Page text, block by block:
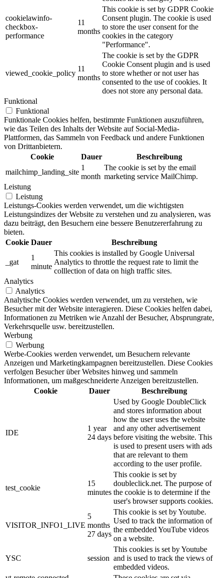
cookielawinfo-
checkbox-
performance
11
months
This cookie is set by GDPR Cookie
Consent plugin. The cookie is used
to store the user consent for the
cookies in the category
"Performance".
viewed_cookie_policy
11
months
The cookie is set by the GDPR
Cookie Consent plugin and is used
to store whether or not user has
consented to the use of cookies. It
does not store any personal data.
Funktional
Funktional
Funktionale Cookies helfen, bestimmte Funktionen auszuführen,
wie das Teilen des Inhalts der Website auf Social-Media-
Plattformen, das Sammeln von Feedback und andere Funktionen
von Drittanbietern.
Cookie
Dauer
Beschreibung
mailchimp_landing_site
1
month
The cookie is set by the email
marketing service MailChimp.
Leistung
Leistung
Leistungs-Cookies werden verwendet, um die wichtigsten
Leistungsindizes der Website zu verstehen und zu analysieren, was
dazu beiträgt, den Besuchern eine bessere Benutzererfahrung zu
bieten.
Cookie Dauer Beschreibung
_gat
1
minute
This cookies is installed by Google Universal
Analytics to throttle the request rate to limit the
colllection of data on high traffic sites.
Analytics
Analytics
Analytische Cookies werden verwendet, um zu verstehen, wie
Besucher mit der Website interagieren. Diese Cookies helfen dabei,
Informationen zu Metriken wie Anzahl der Besucher, Absprungrate,
Verkehrsquelle usw. bereitzustellen.
Werbung
Werbung
Werbe-Cookies werden verwendet, um Besuchern relevante
Anzeigen und Marketingkampagnen bereitzustellen. Diese Cookies
verfolgen Besucher über Websites hinweg und sammeln
Informationen, um maßgeschneiderte Anzeigen bereitzustellen.
Cookie
Dauer Beschreibung
IDE
1 year
24 days
Used by Google DoubleClick
and stores information about
how the user uses the website
and any other advertisement
before visiting the website. This
is used to present users with ads
that are relevant to them
according to the user profile.
test_cookie
15
minutes
This cookie is set by
doubleclick.net. The purpose of
the cookie is to determine if the
user's browser supports cookies.
VISITOR_INFO1_LIVE
5
months
27 days
This cookie is set by Youtube.
Used to track the information of
the embedded YouTube videos
on a website.
YSC session
This cookies is set by Youtube
and is used to track the views of
embedded videos.